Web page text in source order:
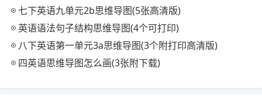
七下英语九单元2b思维导图(5张高清版)
英语语法句子结构思维导图(4个可打印)
八下英语第一单元3a思维导图(3个附打印高清版)
四英语思维导图怎么画(3张附下载)